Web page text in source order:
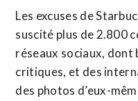
Les excuses de
suscité plus de 2.800
réseaux sociaux, dont
critiques, et des
des photos d’eux-